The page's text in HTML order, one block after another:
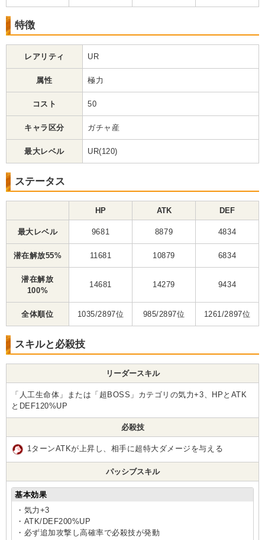
特徴
レアリティ UR
属性 極力
コスト 50
キャラ区分 ガチャ産
最大レベル UR(120)
ステータス
HP ATK DEF
最大レベル 9681 8879 4834
潜在解放55% 11681 10879 6834
潜在解放
100%
14681 14279 9434
全体順位 1035/2897位 985/2897位 1261/2897位
スキルと必殺技
リーダースキル
「人工生命体」または「超BOSS」カテゴリの気力+3、HPとATK
とDEF120%UP
必殺技
1ターンATKが上昇し、相手に超特大ダメージを与える
パッシブスキル
基本効果
・気力+3
・ATK/DEF200%UP
・必ず追加攻撃し高確率で必殺技が発動